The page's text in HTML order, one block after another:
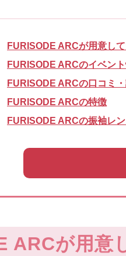
FURISODE ARCが用意し
FURISODE ARCのイベン
FURISODE ARCの口コミ・
FURISODE ARCの特徴
FURISODE ARCの振袖レ
ARCが用意